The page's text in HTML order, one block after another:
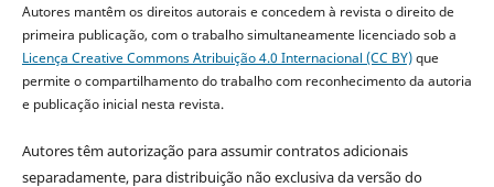
Autores mantêm os direitos autorais e concedem à revista o direito de
primeira publicação, com o trabalho simultaneamente licenciado sob a
Licença Creative Commons Atribuição 4.0 Internacional (CC BY)que
permite o compartilhamento do trabalho com reconhecimento da autoria
e publicação inicial nesta revista.
Autores têm autorização para assumir contratos adicionais
separadamente, para distribuição não exclusiva da versão do